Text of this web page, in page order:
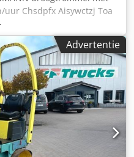
Chsdpfx Aisywctzj Toa
Advertentie